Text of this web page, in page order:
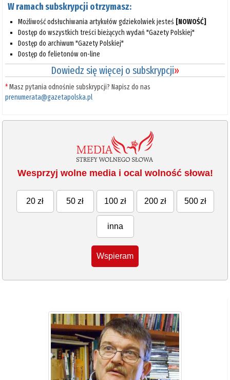
W ramach subskrypcji otrzymasz:
Możliwość odsłuchiwania artykułów gdziekolwiek jesteś [NOWOŚĆ]
Dostęp do wszystkich treści bieżących wydań "Gazety Polskiej"
Dostęp do archiwum "Gazety Polskiej"
Dostęp do felietonów on-line
Dowiedz się więcej o subskrypcji»
*Masz pytania odnośnie subskrypcji? Napisz do nas
prenumerata@gazetapolska.pl
Wesprzyj wolne media i ocal wolność słowa!
20 zł 50 zł 100 zł 200 zł 500 zł
inna
Wspieram